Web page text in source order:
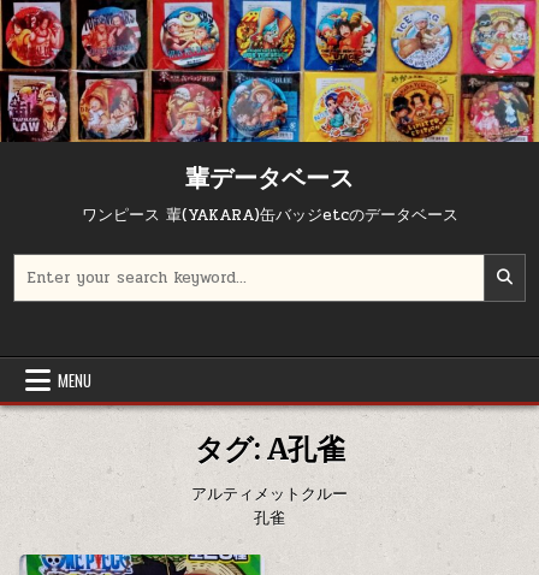
Skip to content
輩データベース
ワンピース 輩(YAKARA)缶バッジetcのデータベース
MENU
タグ:A孔雀
アルティメットクルー
孔雀